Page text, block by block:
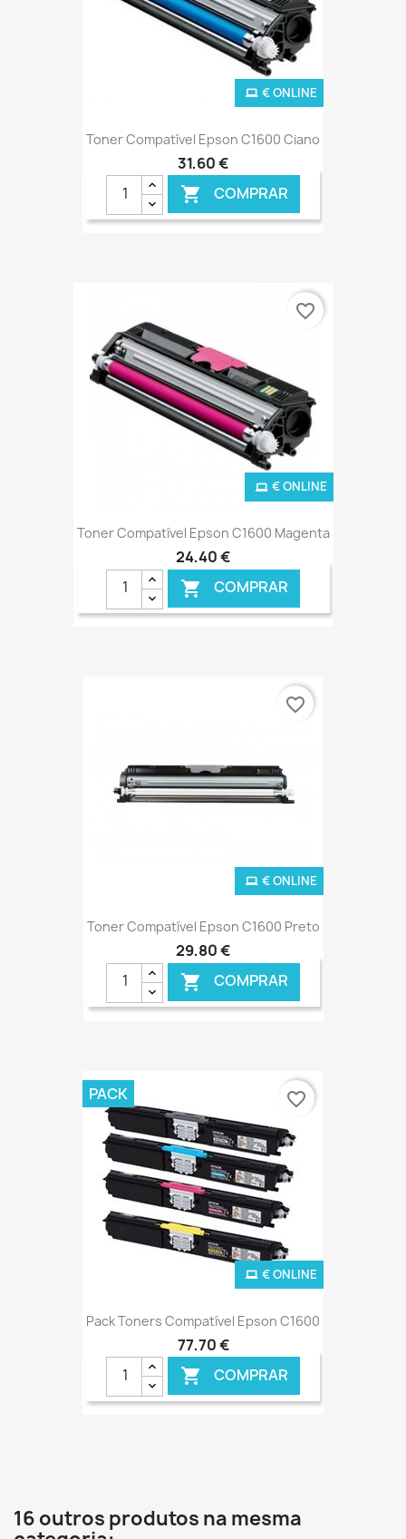
Toner Compatível Epson C1600 Ciano
31,60 €
 COMPRAR
€ ONLINE
Toner Compatível Epson C1600 Magenta
24,40 €
 COMPRAR
€ ONLINE
favorite_border
Toner Compatível Epson C1600 Preto
29,80 €
 COMPRAR
€ ONLINE
favorite_border
Pack Toners Compatível Epson C1600
77,70 €
 COMPRAR
€ ONLINE
PACK favorite_border
16 outros produtos na mesma